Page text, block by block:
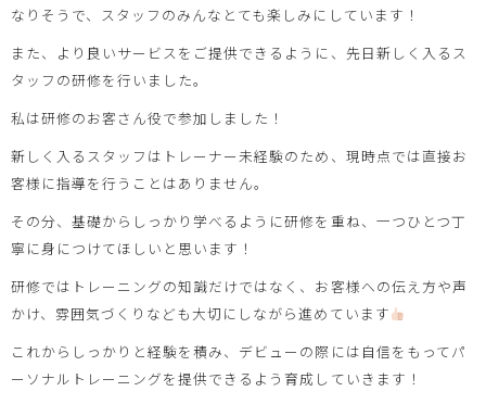
なりそうで、スタッフのみんなとても楽しみにしています！
また、より良いサービスをご提供できるように、先日新しく入るス
タッフの研修を行いました。
私は研修のお客さん役で参加しました！
新しく入るスタッフはトレーナー未経験のため、現時点では直接お
客様に指導を行うことはありません。
その分、基礎からしっかり学べるように研修を重ね、一つひとつ丁
寧に身につけてほしいと思います！
研修ではトレーニングの知識だけではなく、お客様への伝え方や声
かけ、雰囲気づくりなども大切にしながら進めています
これからしっかりと経験を積み、デビューの際には自信をもってパ
ーソナルトレーニングを提供できるよう育成していきます！